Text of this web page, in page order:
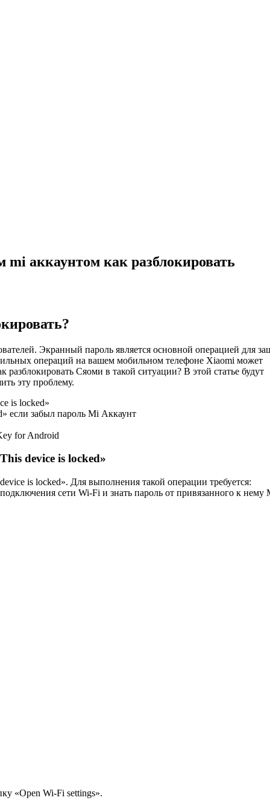
mi аккаунтом как разблокировать
Экранный пароль является основной операцией для
операций на вашем мобильном телефоне Xiaomi может
разблокировать Сяоми в такой ситуации? В этой статье будут
эту проблему.
is locked»
если забыл пароль Mi Аккаунт
for Android
device is locked»
is locked». Для выполнения такой операции требуется:
сети Wi-Fi и знать пароль от привязанного к нему
«Open Wi-Fi settings».